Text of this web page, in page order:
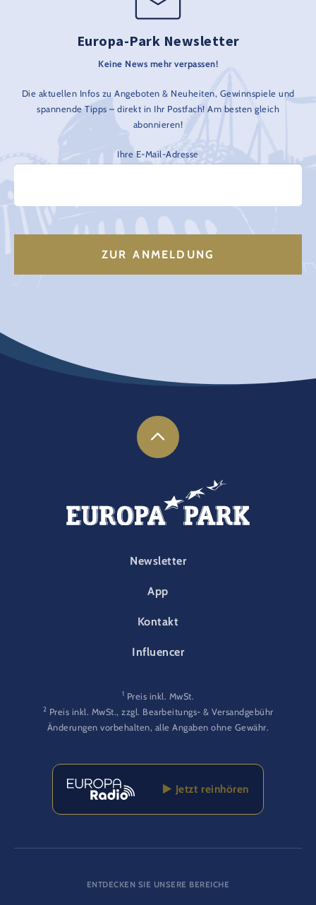
Europa-Park Newsletter
Keine News mehr verpassen!
Die aktuellen Infos zu Angeboten & Neuheiten, Gewinnspiele und
spannende Tipps – direkt in Ihr Postfach! Am besten gleich
abonnieren!
Ihre E-Mail-Adresse
FOOTER-PARK
Newsletter
App
Kontakt
Influencer
1 Preis inkl. MwSt.
2 Preis inkl. MwSt., zzgl. Bearbeitungs- & Versandgebühr
Änderungen vorbehalten, alle Angaben ohne Gewähr.
Jetzt reinhören
ENTDECKEN SIE UNSERE BEREICHE